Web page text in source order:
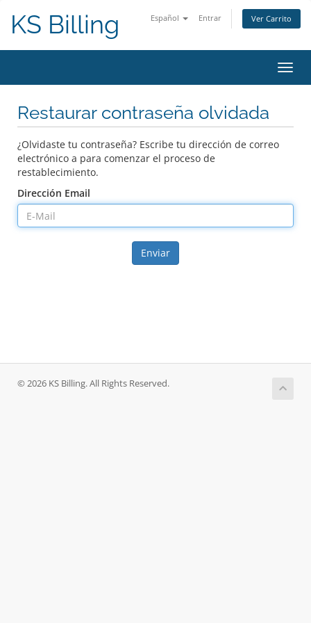
Español Entrar Ver Carrito
KS Billing
Restaurar contraseña olvidada
¿Olvidaste tu contraseña? Escribe tu dirección de correo
electrónico a para comenzar el proceso de
restablecimiento.
Dirección Email
Enviar
© 2026 KS Billing. All Rights Reserved.